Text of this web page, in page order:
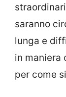
saranno
lunga e
in maniera
per come